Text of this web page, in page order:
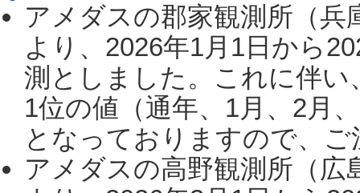
アメダスの郡家観測所（
より、2026年1月1日から
測としました。これに伴い
1位の値（通年、1月、2月
となっておりますので、
アメダスの高野観測所（